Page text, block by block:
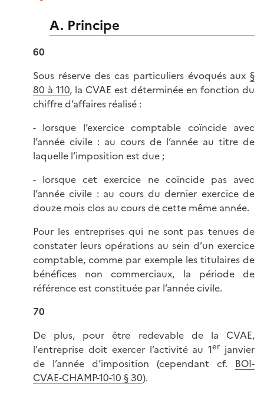
A. Principe
60
Sous réserve des cas particuliers évoqués aux §
80 à 110, la CVAE est déterminée en fonction du
chiffre d’affaires réalisé :
- lorsque l’exercice comptable coïncide avec
l’année civile : au cours de l’année au titre de
laquelle l’imposition est due ;
- lorsque cet exercice ne coïncide pas avec
l’année civile : au cours du dernier exercice de
douze mois clos au cours de cette même année.
Pour les entreprises qui ne sont pas tenues de
constater leurs opérations au sein d’un exercice
comptable, comme par exemple les titulaires de
bénéfices non commerciaux, la période de
référence est constituée par l’année civile.
70
De plus, pour être redevable de la CVAE,
l'entreprise doit exercer l’activité au 1er janvier
de l’année d’imposition (cependant cf. BOI-
CVAE-CHAMP-10-10 § 30).